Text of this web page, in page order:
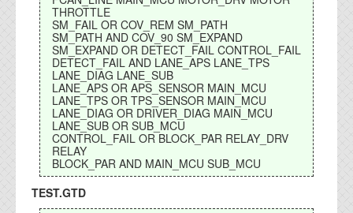
機能安全ブログ
設計ブログ
テクノロジ
外部投稿記事
ブログテーマ
技術文書
ご希望の方は、お問い合わせページから
THROTTLE
SM_FAIL OR COV_REM SM_PATH
SM_PATH AND COV_90 SM_EXPAND
SM_EXPAND OR DETECT_FAIL CONTROL_FAIL
DETECT_FAIL AND LANE_APS LANE_TPS
LANE_DIAG LANE_SUB
LANE_APS OR APS_SENSOR MAIN_MCU
LANE_TPS OR TPS_SENSOR MAIN_MCU
LANE_DIAG OR DRIVER_DIAG MAIN_MCU
LANE_SUB OR SUB_MCU
CONTROL_FAIL OR BLOCK_PAR RELAY_DRV
RELAY
BLOCK_PAR AND MAIN_MCU SUB_MCU
TEST.GTD